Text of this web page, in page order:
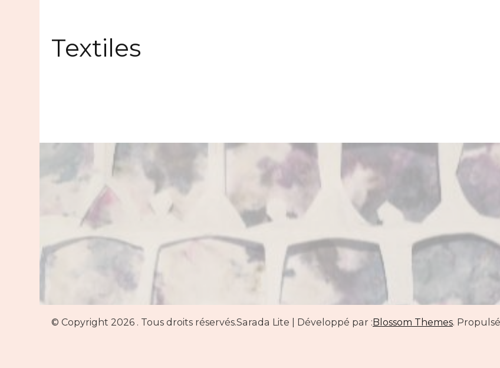
Textiles
© Copyright 2026 . Tous droits réservés.Sarada Lite | Développé par :Blossom Themes.